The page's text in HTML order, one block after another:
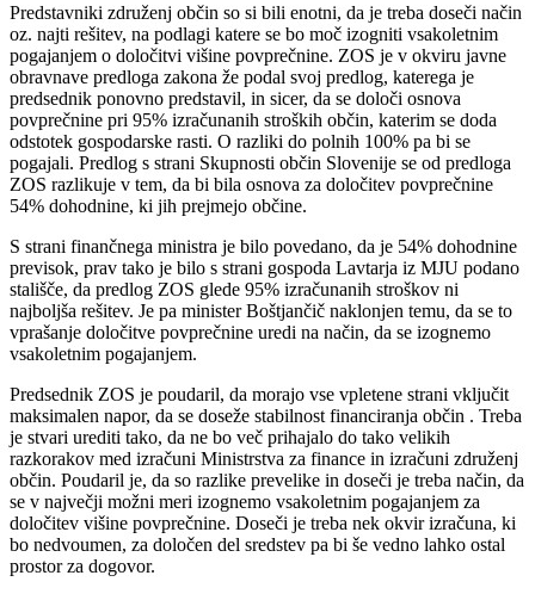
Predstavniki združenj občin so si bili enotni, da je treba doseči način
oz. najti rešitev, na podlagi katere se bo moč izogniti vsakoletnim
pogajanjem o določitvi višine povprečnine. ZOS je v okviru javne
obravnave predloga zakona že podal svoj predlog, katerega je
predsednik ponovno predstavil, in sicer, da se določi osnova
povprečnine pri 95% izračunanih stroških občin, katerim se doda
odstotek gospodarske rasti. O razliki do polnih 100% pa bi se
pogajali. Predlog s strani Skupnosti občin Slovenije se od predloga
ZOS razlikuje v tem, da bi bila osnova za določitev povprečnine
54% dohodnine, ki jih prejmejo občine.
S strani finančnega ministra je bilo povedano, da je 54% dohodnine
previsok, prav tako je bilo s strani gospoda Lavtarja iz MJU podano
stališče, da predlog ZOS glede 95% izračunanih stroškov ni
najboljša rešitev. Je pa minister Boštjančič naklonjen temu, da se to
vprašanje določitve povprečnine uredi na način, da se izognemo
vsakoletnim pogajanjem.
Predsednik ZOS je poudaril, da morajo vse vpletene strani vključit
maksimalen napor, da se doseže stabilnost financiranja občin . Treba
je stvari urediti tako, da ne bo več prihajalo do tako velikih
razkorakov med izračuni Ministrstva za finance in izračuni združenj
občin. Poudaril je, da so razlike prevelike in doseči je treba način, da
se v največji možni meri izognemo vsakoletnim pogajanjem za
določitev višine povprečnine. Doseči je treba nek okvir izračuna, ki
bo nedvoumen, za določen del sredstev pa bi še vedno lahko ostal
prostor za dogovor.